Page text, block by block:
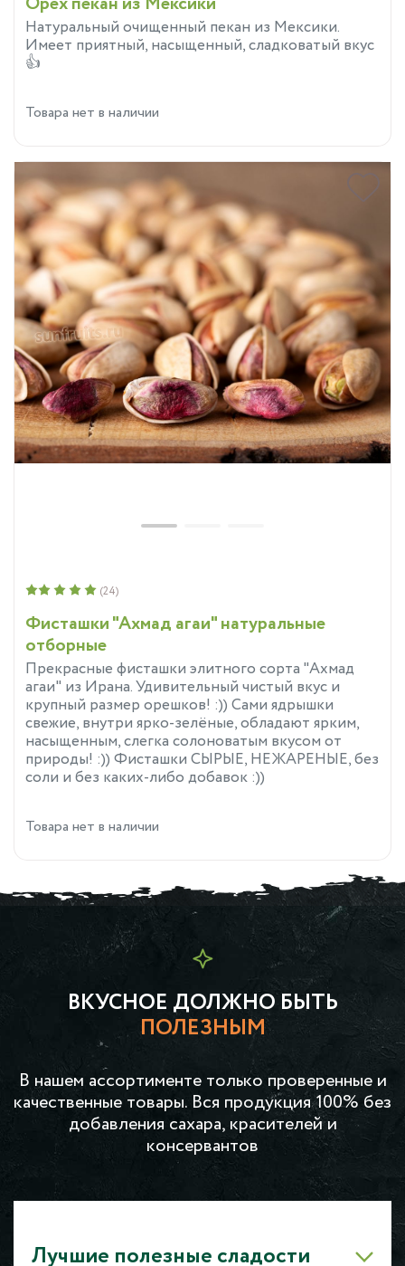
Натуральный очищенный пекан из Мексики.
Имеет приятный, насыщенный, сладковатый вкус
👍
Товара нет в наличии
Фисташки "Ахмад агаи" натуральные
отборные
Прекрасные фисташки элитного сорта "Ахмад
агаи" из Ирана. Удивительный чистый вкус и
крупный размер орешков! :)) Сами ядрышки
свежие, внутри ярко-зелёные, обладают ярким,
насыщенным, слегка солоноватым вкусом от
природы! :)) Фисташки СЫРЫЕ, НЕЖАРЕНЫЕ, без
соли и без каких-либо добавок :))
(24)
Товара нет в наличии
ВКУСНОЕ ДОЛЖНО БЫТЬ
ПОЛЕЗНЫМ
В нашем ассортименте только проверенные и
качественные товары. Вся продукция 100% без
добавления сахара, красителей и
консервантов
Лучшие полезные сладости